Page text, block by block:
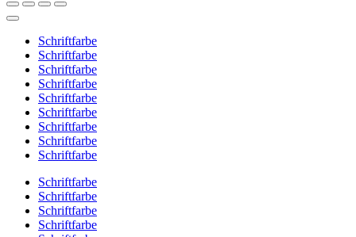
Schriftfarbe
Schriftfarbe
Schriftfarbe
Schriftfarbe
Schriftfarbe
Schriftfarbe
Schriftfarbe
Schriftfarbe
Schriftfarbe
Schriftfarbe
Schriftfarbe
Schriftfarbe
Schriftfarbe